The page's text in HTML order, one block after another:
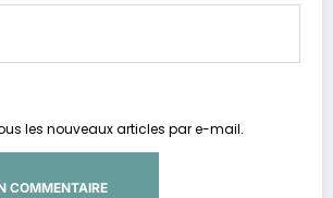
les nouveaux articles par e-mail.